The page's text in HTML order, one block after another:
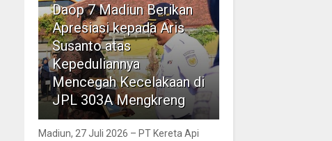
Daop 7 Madiun Berikan
Apresiasi kepada Aris
Susanto atas
Kepeduliannya
Mencegah Kecelakaan di
JPL 303A Mengkreng
Madiun, 27 Juli 2026 – PT Kereta Api